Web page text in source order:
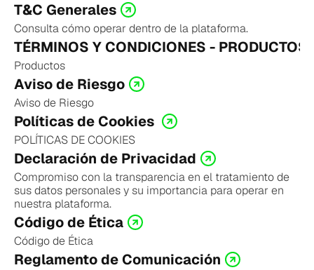
T&C Generales
Consulta cómo operar dentro de la plataforma.
TÉRMINOS Y CONDICIONES - PRODUCTOS
Productos
Aviso de Riesgo
Aviso de Riesgo
Políticas de Cookies
POLÍTICAS DE COOKIES
Declaración de Privacidad
Compromiso con la transparencia en el tratamiento de
sus datos personales y su importancia para operar en
nuestra plataforma.
Código de Ética
Código de Ética
Reglamento de Comunicación